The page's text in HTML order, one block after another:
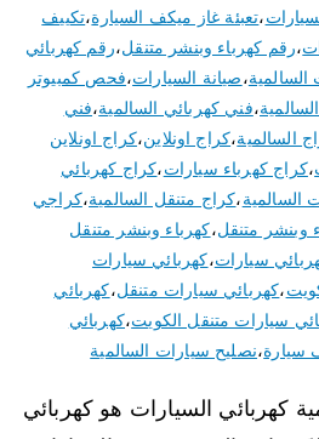
،تعبئة غاز ميكف السيارة،تكييف
،رقم كهرباء وبنشر متنقل،رقم كهربائي
،صيانة السيارات،فحص كمبيوتر
،فني كهربائي السالمية،فني
السالمية،كراج اونلاين،كراج اونلاين
،كراج كهرباء سيارات،كراج كهربائي
السالمية،كراج متنقل السالمية،كراجي
وبنشر متنقل،كهرباء وبنشر متنقل
سيارات،كهربائي سيارات
،كهربائي سيارات متنقل،كهربائي
سيارات متنقل الكويت،كهربائي
سيارة،نصليح سيارات السالمية
كهربائي السيارات هو كهربائي